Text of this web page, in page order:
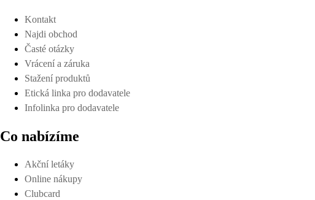
Kontakt
Najdi obchod
Časté otázky
Vrácení a záruka
Stažení produktů
Etická linka pro dodavatele
Infolinka pro dodavatele
Co nabízíme
Akční letáky
Online nákupy
Clubcard